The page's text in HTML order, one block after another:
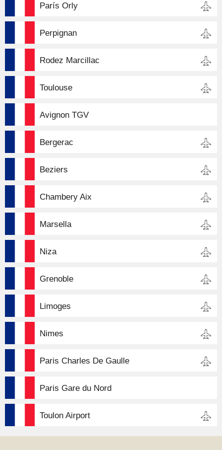
París Orly
Perpignan
Rodez Marcillac
Toulouse
Avignon TGV
Bergerac
Beziers
Chambery Aix
Marsella
Niza
Grenoble
Limoges
Nimes
Paris Charles De Gaulle
Paris Gare du Nord
Toulon Airport